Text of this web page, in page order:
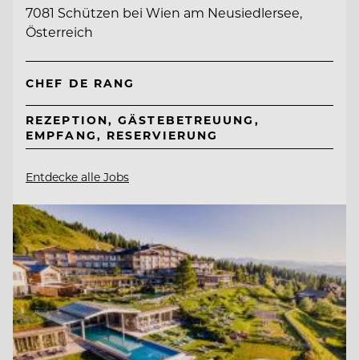
7081 Schützen bei Wien am Neusiedlersee,
Österreich
CHEF DE RANG
REZEPTION, GÄSTEBETREUUNG,
EMPFANG, RESERVIERUNG
Entdecke alle Jobs